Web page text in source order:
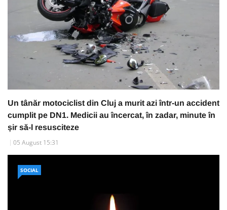
Un tânăr motociclist din Cluj a murit azi într-un accident
cumplit pe DN1. Medicii au încercat, în zadar, minute în
șir să-l resusciteze
05 August 15:31
SOCIAL